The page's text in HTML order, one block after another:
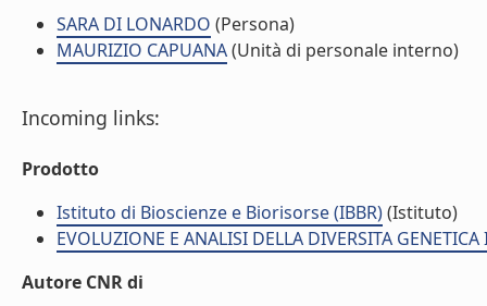
SARA DI LONARDO (Persona)
MAURIZIO CAPUANA(Unità di personale interno)
Incoming links:
Prodotto
Istituto di Bioscienze e Biorisorse (IBBR)(Istituto)
EVOLUZIONE E ANALISI DELLA DIVERSITA
Autore CNR di